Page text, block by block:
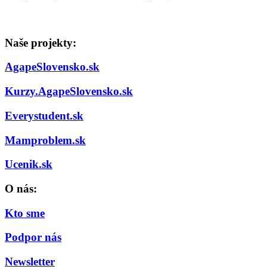
Naše projekty:
AgapeSlovensko.sk
Kurzy.AgapeSlovensko.sk
Everystudent.sk
Mamproblem.sk
Ucenik.sk
O nás:
Kto sme
Podpor nás
Newsletter